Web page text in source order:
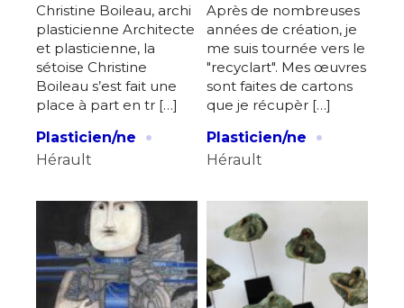
Christine Boileau, archi
plasticienne Architecte
et plasticienne, la
sétoise Christine
Boileau s’est fait une
place à part en tr […]
Plasticien/ne
·
Hérault
Après de nombreuses
années de création, je
me suis tournée vers le
"recyclart". Mes œuvres
sont faites de cartons
que je récupèr […]
Plasticien/ne
·
Hérault